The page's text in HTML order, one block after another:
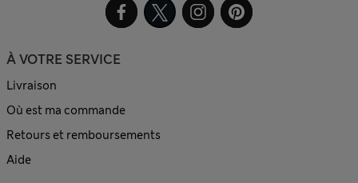
À VOTRE SERVICE
Livraison
Où est ma commande
Retours et remboursements
Aide